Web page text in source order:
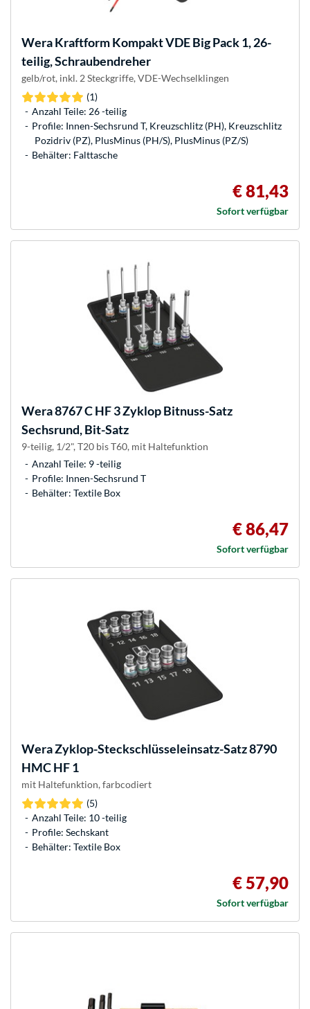
WeraKraftform Kompakt VDE Big Pack 1, 26-
teilig, Schraubendreher
gelb/rot, inkl. 2 Steckgriffe, VDE-Wechselklingen
(1)
Anzahl Teile: 26 -teilig
Profile: Innen-Sechsrund T, Kreuzschlitz (PH), Kreuzschlitz
Pozidriv (PZ), PlusMinus (PH/S), PlusMinus (PZ/S)
Behälter: Falttasche
€ 81,43
Sofort verfügbar
Wera8767 C HF 3 Zyklop Bitnuss-Satz
Sechsrund, Bit-Satz
9-teilig, 1/2", T20 bis T60, mit Haltefunktion
Anzahl Teile: 9 -teilig
Profile: Innen-Sechsrund T
Behälter: Textile Box
€ 86,47
Sofort verfügbar
WeraZyklop-Steckschlüsseleinsatz-Satz 8790
HMC HF 1
mit Haltefunktion, farbcodiert
(5)
Anzahl Teile: 10 -teilig
Profile: Sechskant
Behälter: Textile Box
€ 57,90
Sofort verfügbar